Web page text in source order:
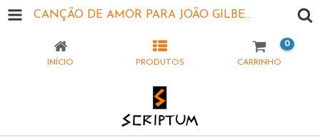
CANÇÃO DE AMOR PARA JOÃO GILBERTO NOLL | LUIS ALBERTO BRANDÃO
INÍCIO PRODUTOS CARRINHO
0